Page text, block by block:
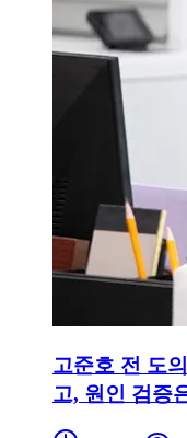
고준호 전 도
고, 원인 검증